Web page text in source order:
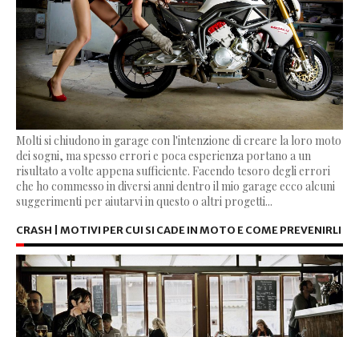
Molti si chiudono in garage con l'intenzione di creare la loro moto
dei sogni, ma spesso errori e poca esperienza portano a un
risultato a volte appena sufficiente. Facendo tesoro degli errori
che ho commesso in diversi anni dentro il mio garage ecco alcuni
suggerimenti per aiutarvi in questo o altri progetti...
CRASH | MOTIVI PER CUI SI CADE IN MOTO E COME PREVENIRLI